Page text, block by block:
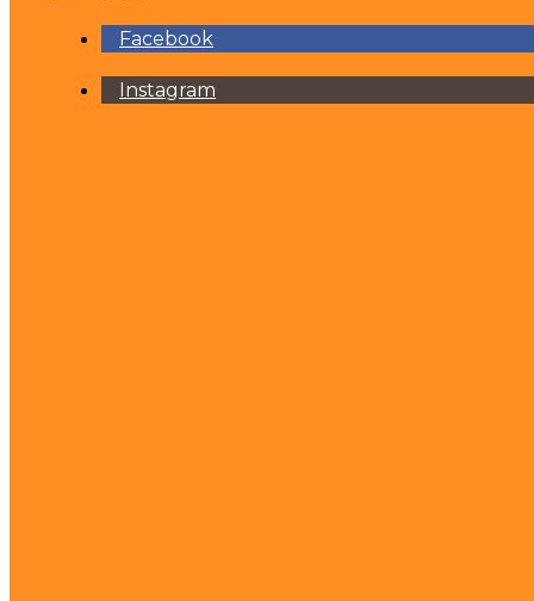
Facebook
Instagram